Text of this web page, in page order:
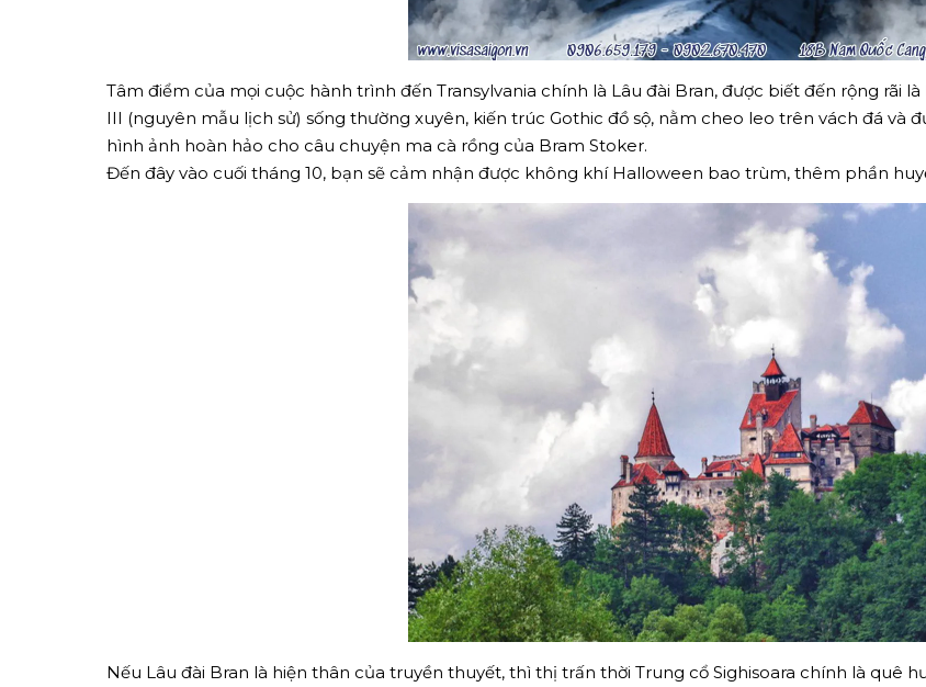
Tâm điểm của mọi cuộc hành trình đến Transylvania chính là Lâu đài Bran, được biết đến rộng rãi
III (nguyên mẫu lịch sử) sống thường xuyên, kiến trúc Gothic đồ sộ, nằm cheo leo trên vách đá và
hình ảnh hoàn hảo cho câu chuyện ma cà rồng của Bram Stoker.
Đến đây vào cuối tháng 10, bạn sẽ cảm nhận được không khí Halloween bao trùm, thêm phần
Nếu Lâu đài Bran là hiện thân của truyền thuyết, thì thị trấn thời Trung cổ Sighisoara chính là quê